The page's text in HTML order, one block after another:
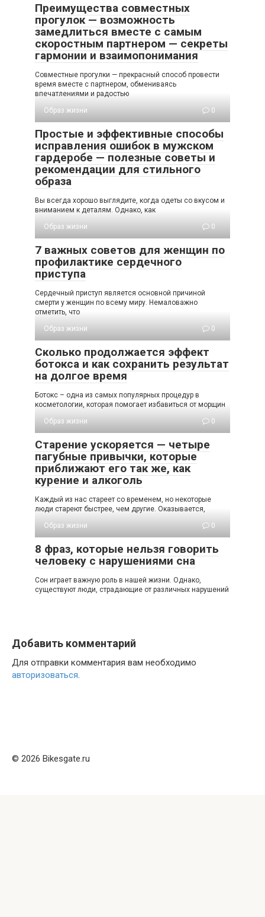
Преимущества совместных
прогулок — возможность
замедлиться вместе с самым
скоростным партнером — секреты
гармонии и взаимопонимания
Совместные прогулки — прекрасный способ провести
время вместе с партнером, обмениваясь
впечатлениями и радостью
Образ жизни
0
Простые и эффективные способы
исправления ошибок в мужском
гардеробе — полезные советы и
рекомендации для стильного
образа
Вы всегда хорошо выглядите, когда одеты со вкусом и
вниманием к деталям. Однако, как
Образ жизни
0
7 важных советов для женщин по
профилактике сердечного
приступа
Сердечный приступ является основной причиной
смерти у женщин по всему миру. Немаловажно
отметить, что
Образ жизни
0
Сколько продолжается эффект
ботокса и как сохранить результат
на долгое время
Ботокс – одна из самых популярных процедур в
косметологии, которая помогает избавиться от морщин
Образ жизни
0
Старение ускоряется — четыре
пагубные привычки, которые
приближают его так же, как
курение и алкоголь
Каждый из нас стареет со временем, но некоторые
люди стареют быстрее, чем другие. Оказывается,
Образ жизни
0
8 фраз, которые нельзя говорить
человеку с нарушениями сна
Сон играет важную роль в нашей жизни. Однако,
существуют люди, страдающие от различных нарушений
Добавить комментарий
Для отправки комментария вам необходимо
авторизоваться.
© 2026 Bikesgate.ru